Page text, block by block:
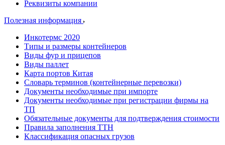
Реквизиты компании
Полезная информация
Инкотермс 2020
Типы и размеры контейнеров
Виды фур и прицепов
Виды паллет
Карта портов Китая
Словарь терминов (контейнерные перевозки)
Документы необходимые при импорте
Документы необходимые при регистрации фирмы на
ТП
Обязательные документы для подтверждения стоимости
Правила заполнения ТТН
Классификация опасных грузов